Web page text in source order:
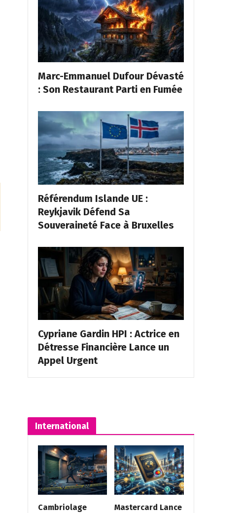
Marc-Emmanuel Dufour Dévasté
: Son Restaurant Parti en Fumée
Référendum Islande UE :
Reykjavik Défend Sa
Souveraineté Face à Bruxelles
Cypriane Gardin HPI : Actrice en
Détresse Financière Lance un
Appel Urgent
International
Cambriolage
Mastercard Lance